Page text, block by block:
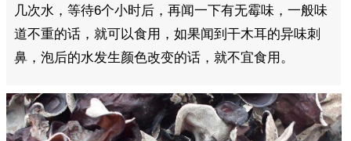
几次水，等待6个小时后，再闻一下有无霉味，一般味
道不重的话，就可以食用，如果闻到干木耳的异味刺
鼻，泡后的水发生颜色改变的话，就不宜食用。